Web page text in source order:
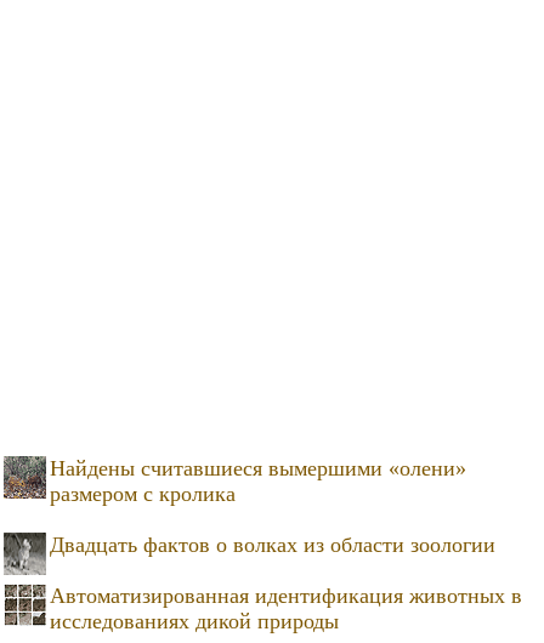
Найдены считавшиеся вымершими «олени»
размером с кролика
Двадцать фактов о волках из области зоологии
Автоматизированная идентификация животных в
исследованиях дикой природы